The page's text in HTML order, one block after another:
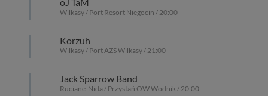
Wilkasy / Port Resort Niegocin / 20:00
Korzuh
Wilkasy / Port AZS Wilkasy / 21:00
Jack Sparrow Band
Ruciane-Nida / Przystań OW Wodnik / 20:00